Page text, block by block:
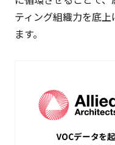
ティング組織力を底
ます。